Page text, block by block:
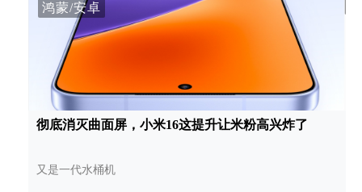
鸿蒙/安卓
彻底消灭曲面屏，小米16这提升让米粉高兴炸了
又是一代水桶机